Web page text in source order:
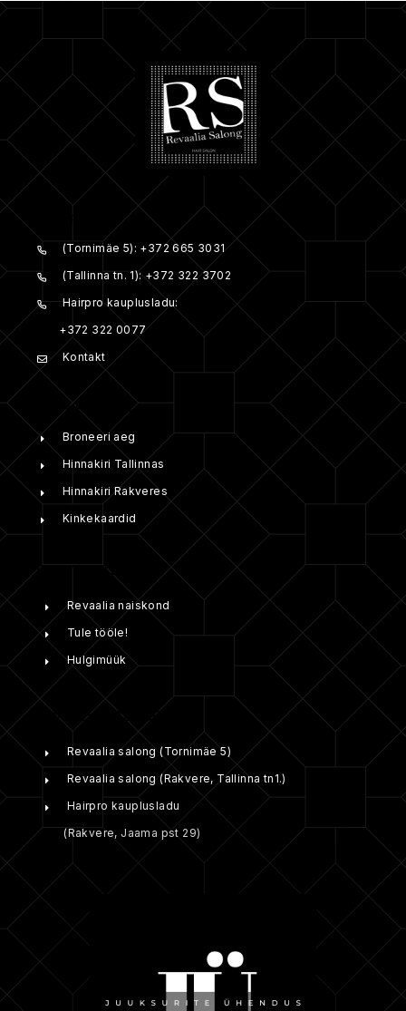
(Tornimäe 5): +372 665 3031
(Tallinna tn. 1): +372 322 3702
Hairpro kauplusladu:
+372 322 0077
Kontakt
BRONEERI ONLINE:
Broneeri aeg
Hinnakiri Tallinnas
Hinnakiri Rakveres
Kinkekaardid
ETTEVÕTTEST:
Revaalia naiskond
Tule tööle!
Hulgimüük
REVAALIA SALONGID:
Revaalia salong (Tornimäe 5)
Revaalia salong (Rakvere, Tallinna tn1.)
Hairpro kauplusladu
(Rakvere, Jaama pst 29)